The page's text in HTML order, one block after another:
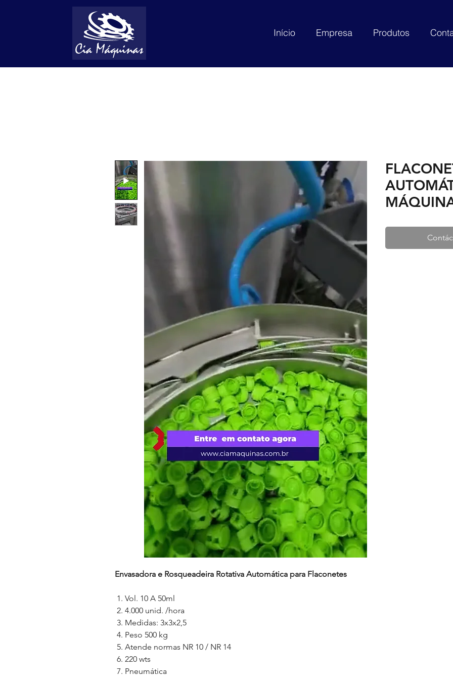
Início Empresa Produtos
Envasadora e Rosqueadeira Rotativa Automática para Flaconetes
Vol. 10 A 50ml
4.000 unid. /hora
Medidas: 3x3x2,5
Peso 500 kg
Atende normas NR 10 / NR 14
220 wts
Pneumática